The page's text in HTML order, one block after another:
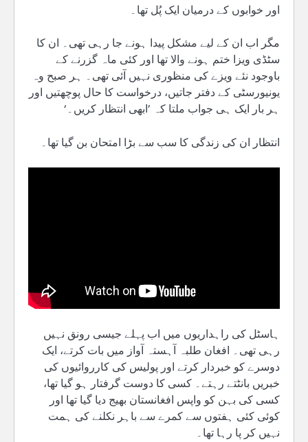
اور خوابوں کے درمیان ایک پُل تھا۔
مگر اب ان کے لیے مشکل پیدا ہونے جا رہی تھی۔ ان کا
سٹڈی ویزا ختم ہونے والا تھا اور کئی ماہ گزرنے کے
باوجود نئے ویزے کی منظوری نہیں آئی تھی۔ ہر صبح وہ
یونیورسٹی کے دفتر جاتیں، درخواست کا حال پوچھتیں اور
ہر بار ایک ہی جواب ملتا کہ ’ابھی انتظار کریں۔‘
انتظار ان کی زندگی کا سب سے بڑا امتحان بن گیا تھا۔
ہاسٹل کی راہداریوں میں اب پہلے جیسی رونق نہیں
رہی تھی۔ افغان طلبہ آہستہ آواز میں بات کرتے، ایک
دوسرے کو خبردار کرتے اور پولیس کی کارروائیوں کی
خبریں بانٹتے رہتے۔ کسی کا دوست گرفتار ہو گیا تھا،
کسی کی بہن کو واپس افغانستان بھیج دیا گیا تھا اور
کوئی کئی ہفتوں سے کمرے سے باہر نکلنے کی ہمت
نہیں کر پا رہا تھا۔